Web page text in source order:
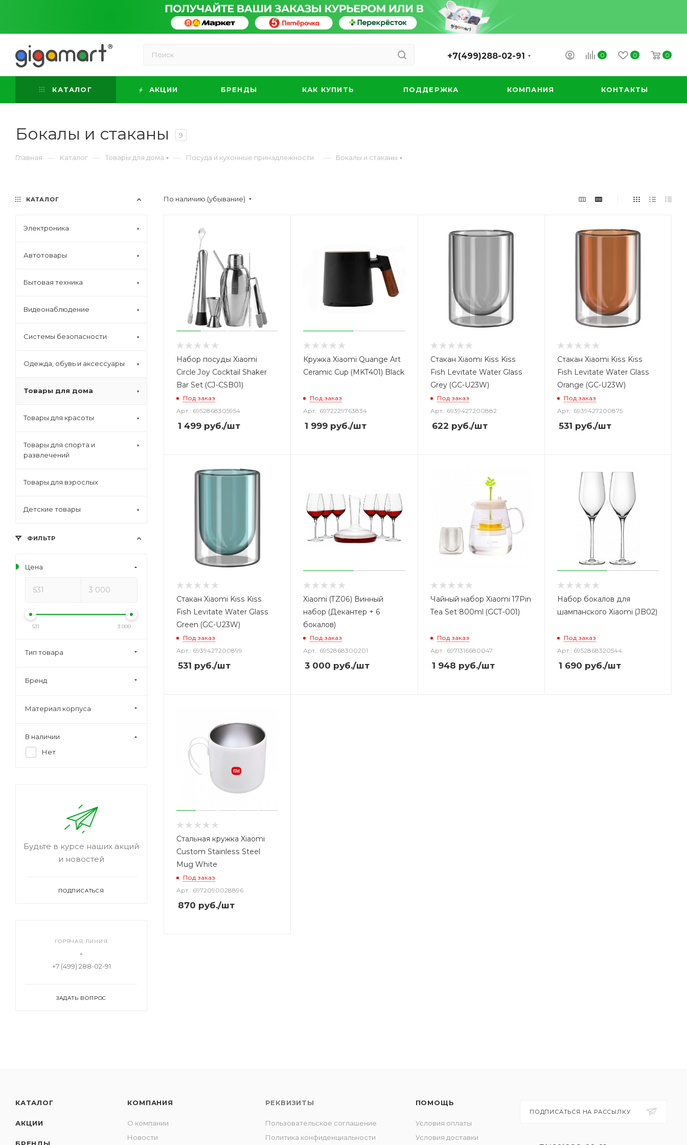
0 0 0
+7(499)288-02-91
КАТАЛОГ АКЦИИ БРЕНДЫ КАК КУПИТЬ ПОДДЕРЖКА КОМПАНИЯ КОНТАКТЫ
Бокалы и стаканы 9
Главная — Каталог — Товары для дома — Посуда и кухонные принадлежности — Бокалы и стаканы
По наличию (убывание)
Набор посуды Xiaomi
Circle Joy Cocktail Shaker
Bar Set (CJ-CSB01)
Под заказ
Арт.: 6952868305954
1 499 руб./шт
Кружка Xiaomi Quange Art
Ceramic Cup (MKT401) Black
Под заказ
Арт.: 6972229763834
1 999 руб./шт
Стакан Xiaomi Kiss Kiss
Fish Levitate Water Glass
Grey (GC-U23W)
Под заказ
Арт.: 6939427200882
622 руб./шт
Стакан Xiaomi Kiss Kiss
Fish Levitate Water Glass
Orange (GC-U23W)
Под заказ
Арт.: 6939427200875
531 руб./шт
Стакан Xiaomi Kiss Kiss
Fish Levitate Water Glass
Green (GC-U23W)
Под заказ
Арт.: 6939427200899
531 руб./шт
Xiaomi (TZ06) Винный
набор (Декантер + 6
бокалов)
Под заказ
Арт.: 6952868300201
3 000 руб./шт
Чайный набор Xiaomi 17Pin
Tea Set 800ml (GCT-001)
Под заказ
Арт.: 6971316680047
1 948 руб./шт
Набор бокалов для
шампанского Xiaomi (JB02)
Под заказ
Арт.: 6952868320544
1 690 руб./шт
Стальная кружка Xiaomi
Custom Stainless Steel
Mug White
Под заказ
Арт.: 6972090028896
870 руб./шт
КАТАЛОГ
Электроника
Автотовары
Бытовая техника
Видеонаблюдение
Системы безопасности
Одежда, обувь и аксессуары
Товары для дома
Товары для красоты
Товары для спорта и
развлечений
Товары для взрослых
Детские товары
ФИЛЬТР
Цена
531 3 000
Тип товара
Бренд
Материал корпуса
В наличии
Нет
Будьте в курсе наших акций
и новостей
ПОДПИСАТЬСЯ
ГОРЯЧАЯ ЛИНИЯ
-
+7 (499) 288-02-91
ЗАДАТЬ ВОПРОС
КАТАЛОГ
АКЦИИ
КОМПАНИЯ
О компании
Новости
РЕКВИЗИТЫ
Пользовательское соглашение
Политика конфиденциальности
ПОМОЩЬ
Условия оплаты
Условия доставки
ПОДПИСАТЬСЯ НА РАССЫЛКУ